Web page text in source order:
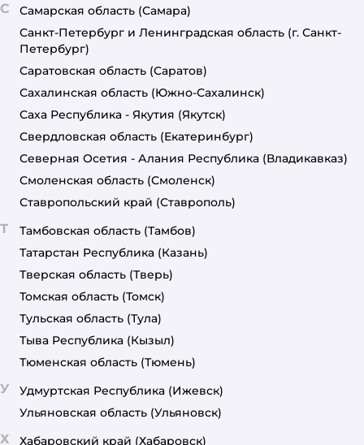
С Самарская область (Самара)
Санкт-Петербург и Ленинградская область (г. Санкт-
Петербург)
Саратовская область (Саратов)
Сахалинская область (Южно-Сахалинск)
Саха Республика - Якутия (Якутск)
Свердловская область (Екатеринбург)
Северная Осетия - Алания Республика (Владикавказ)
Смоленская область (Смоленск)
Ставропольский край (Ставрополь)
Т Тамбовская область (Тамбов)
Татарстан Республика (Казань)
Тверская область (Тверь)
Томская область (Томск)
Тульская область (Тула)
Тыва Республика (Кызыл)
Тюменская область (Тюмень)
У Удмуртская Республика (Ижевск)
Ульяновская область (Ульяновск)
Х Хабаровский край (Хабаровск)